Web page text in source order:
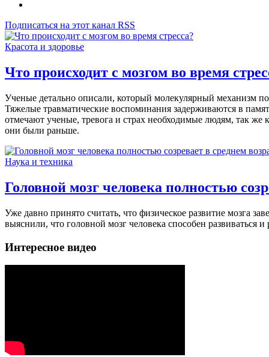
Подписаться на этот канал RSS
Красота и здоровье
Что происходит с мозгом во время
Ученые детально описали, который молекулярный механизм
Тяжелые травматические воспоминания задерживаются в
отмечают ученые, тревога и страх необходимые людям, так
они были раньше.
Наука и техника
Головной мозг человека полностью
Уже давно принято считать, что физическое развитие мозга
выяснили, что головной мозг человека способен развиваться
Интересное видео